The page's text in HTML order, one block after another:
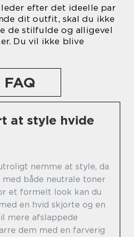
efter det ideelle par
dit outfit, skal du ikke
de stilfulde og alligevel
Du vil ikke blive
FAQ
at style hvide
nemme at style, da
både neutrale toner
et formelt look kan du
en hvid skjorte og en
mere afslappede
dem med en farverig